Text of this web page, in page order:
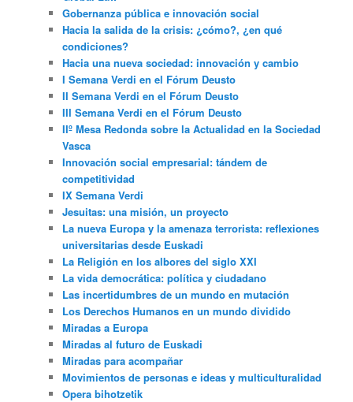
Gobernanza pública e innovación social
Hacia la salida de la crisis: ¿cómo?, ¿en qué
condiciones?
Hacia una nueva sociedad: innovación y cambio
I Semana Verdi en el Fórum Deusto
II Semana Verdi en el Fórum Deusto
III Semana Verdi en el Fórum Deusto
IIº Mesa Redonda sobre la Actualidad en la Sociedad
Vasca
Innovación social empresarial: tándem de
competitividad
IX Semana Verdi
Jesuitas: una misión, un proyecto
La nueva Europa y la amenaza terrorista: reflexiones
universitarias desde Euskadi
La Religión en los albores del siglo XXI
La vida democrática: política y ciudadano
Las incertidumbres de un mundo en mutación
Los Derechos Humanos en un mundo dividido
Miradas a Europa
Miradas al futuro de Euskadi
Miradas para acompañar
Movimientos de personas e ideas y multiculturalidad
Opera bihotzetik